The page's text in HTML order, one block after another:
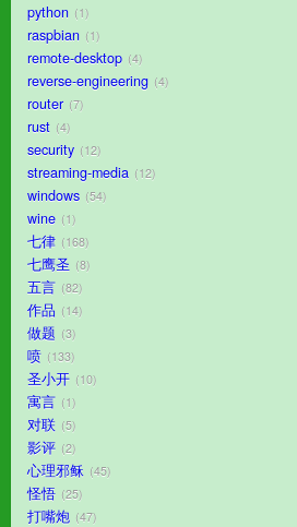
python 1
raspbian 1
remote-desktop 4
reverse-engineering 4
router 7
rust 4
security 12
streaming-media 12
windows 54
wine 1
七律 168
七鹰圣 8
五言 82
作品 14
做题 3
喷 133
圣小开 10
寓言 1
对联 5
影评 2
心理邪稣 45
怪悟 25
打嘴炮 47